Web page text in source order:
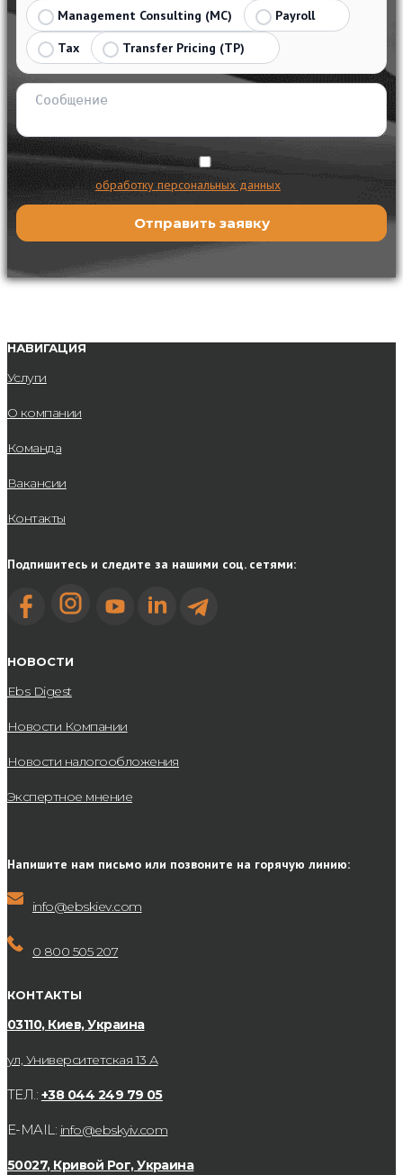
Management Consulting (MC)
Payroll
Tax
Transfer Pricing (TP)
Я согласен наобработку персональных данных
НАВИГАЦИЯ
Услуги
О компании
Команда
Вакансии
Контакты
Подпишитесь и следите за нашими соц. сетями:
НОВОСТИ
Ebs Digest
Новости Компании
Новости налогообложения
Экспертное мнение
Напишите нам письмо или позвоните на горячую линию:
info@ebskiev.com
0 800 505 207
КОНТАКТЫ
03110, Киев, Украина
ул, Университетская 13 А
ТЕЛ.: +38 044 249 79 05
E-MAIL: info@ebskyiv.com
50027, Кривой Рог, Украина